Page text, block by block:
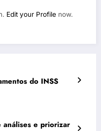
Edit your Profile now.
do INSS
e priorizar